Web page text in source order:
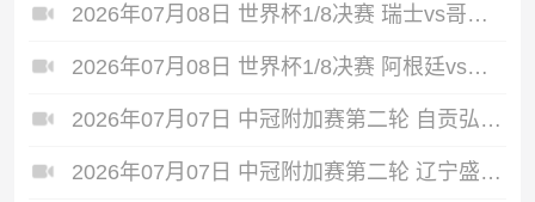
2026年07月08日 世界杯1/8决赛 瑞士vs哥伦比亚 全场录像
2026年07月08日 世界杯1/8决赛 阿根廷vs埃及 全场录像
2026年07月07日 中冠附加赛第二轮 自贡弘祥电碳 VS 大连聚惺晟恒 全场录像
2026年07月07日 中冠附加赛第二轮 辽宁盛京新锐 VS 上海泽天 全场录像